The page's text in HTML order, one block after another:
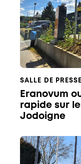
SALLE DE PRESSE
Eranovum
rapide sur
Jodoigne